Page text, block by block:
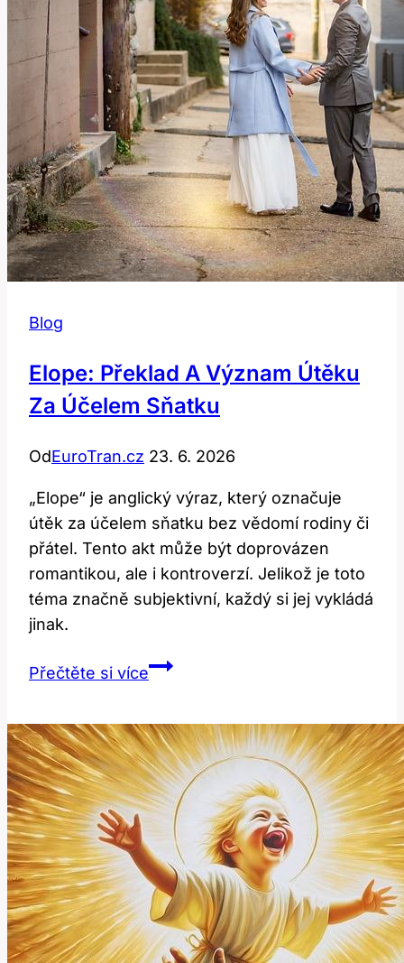
Překladači
Blog
Elope: Překlad A Význam Útěku
Za Účelem Sňatku
OdEuroTran.cz 23. 6. 2026
„Elope“ je anglický výraz, který označuje
útěk za účelem sňatku bez vědomí rodiny či
přátel. Tento akt může být doprovázen
romantikou, ale i kontroverzí. Jelikož je toto
téma značně subjektivní, každý si jej vykládá
jinak.
Přečtěte si víceElope:
Význam
Útěku
za
Účelem
Sňatku